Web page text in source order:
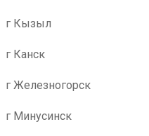
г Кызыл
г Канск
г Железногорск
г Минусинск